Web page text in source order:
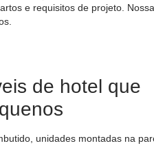
e requisitos de projeto.
de hotel que
unidades montadas na